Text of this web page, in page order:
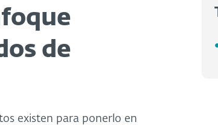
de
existen para ponerlo en